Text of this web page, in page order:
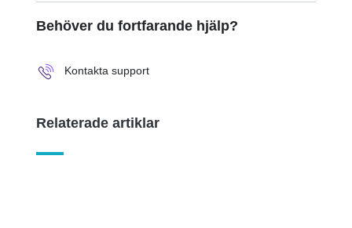
Behöver du fortfarande hjälp?
Kontakta support
Relaterade artiklar